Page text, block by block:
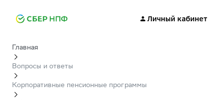
Личный кабинет
Главная
Вопросы и ответы
Корпоративные пенсионные программы